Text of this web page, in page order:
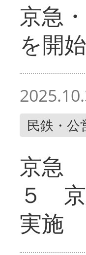
京急
を開始
民鉄・公
京急
５ 京
実施